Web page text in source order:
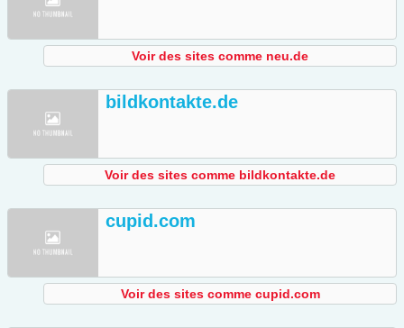
Voir des sites comme neu.de
bildkontakte.de
Voir des sites comme bildkontakte.de
cupid.com
Voir des sites comme cupid.com